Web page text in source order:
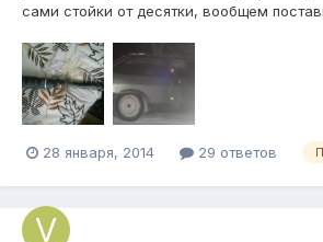
сами стойки от десятки, вообщем
дропы ну и понятно что стала ниже
9см ниже.( фото ниже).меня так не
как понял нужн...
28 января, 2014 29 ответов